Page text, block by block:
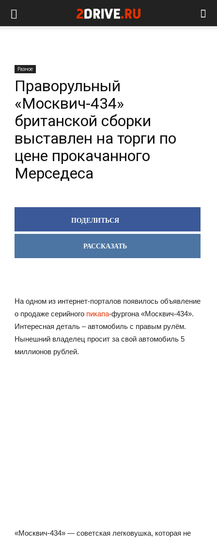
Разное
Праворульный
«Москвич-434»
британской сборки
выставлен на торги по
цене прокачанного
Мерседеса
ПОДЕЛИТЬСЯ
РАССКАЗАТЬ
На одном из интернет-порталов появилось объявление
о продаже серийного пикапа-фургона «Москвич-434».
Интересная деталь – автомобиль с правым рулём.
Нынешний владелец просит за свой автомобиль 5
миллионов рублей.
«Москвич-434» — советская легковушка, которая не